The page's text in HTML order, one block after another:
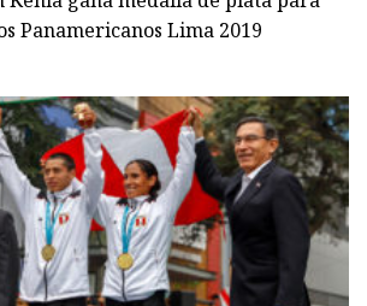
Panamericanos Lima 2019